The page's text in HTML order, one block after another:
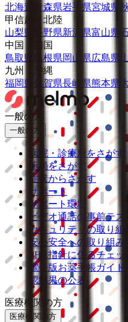
北海道
青森県岩手県宮城県
甲信越・北陸
山梨県
長野県新潟県富山県
中国・四国
鳥取県
島根県岡山県広島県
九州・沖縄
福岡県
佐賀県長崎県熊本県
一般の方
一般の方
病院・診療所をさがす
薬局をさがす
症状からさがす
サポート
サポート環境
ビデオ通話の事前テス
セキュリティの取り組
安心安全への取り組み
PHR指針に係るチェ
電子版お薬手帳ガイ
認結果の公表
医療機関の方
医療機関の方